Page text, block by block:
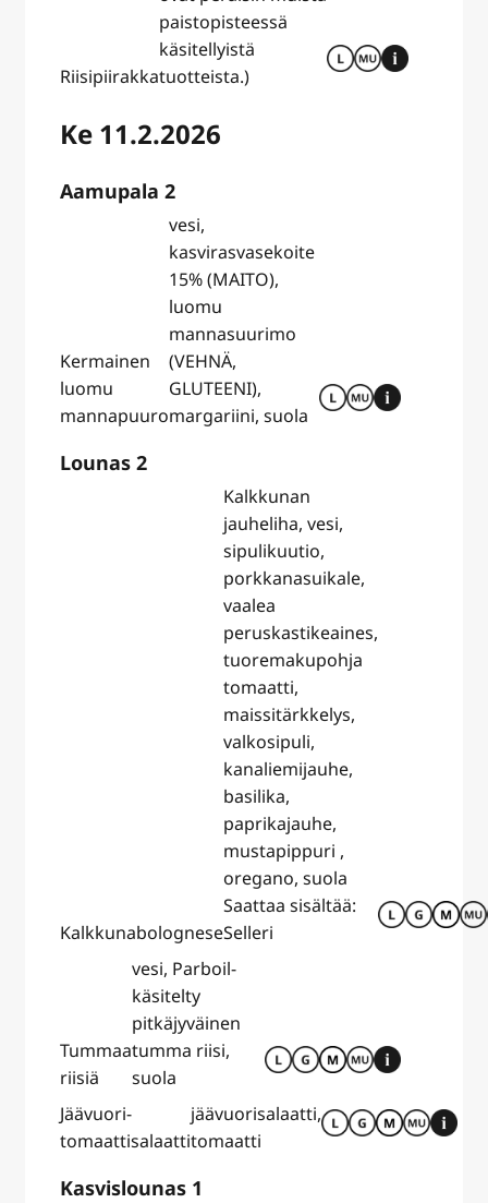
Riisipiirakka
paistopisteessä
käsitellyistä
tuotteista.)
Ke 11.2.2026
Aamupala 2
Kermainen
luomu
mannapuuro
vesi,
kasvirasvasekoite
15% (MAITO),
luomu
mannasuurimo
(VEHNÄ,
GLUTEENI),
margariini, suola
Lounas 2
Kalkkunabolognese
Kalkkunan
jauheliha, vesi,
sipulikuutio,
porkkanasuikale,
vaalea
peruskastikeaines,
tuoremakupohja
tomaatti,
maissitärkkelys,
valkosipuli,
kanaliemijauhe,
basilika,
paprikajauhe,
mustapippuri ,
oregano, suola
Saattaa sisältää:
Selleri
Tummaa
riisiä
vesi, Parboil-
käsitelty
pitkäjyväinen
tumma riisi,
suola
Jäävuori-
tomaattisalaatti
jäävuorisalaatti,
tomaatti
Kasvislounas 1